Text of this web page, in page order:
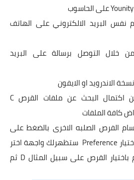
Younityعلى الحاسوب
نفس البريد الالكتروني على الهاتف
خلال التوصل برسالة على البريد
نسخةالاندرويداوالايفون
يجب الانتظار لحين اكتمال البحث عن ملفات القرص C
كافة الملفات
الفرص الصلبه الاخرى بالضغط على
ايقونة البرنامج واختيار Preference ستظهرلك واجهة اختر
add location وقم باختيار القرص على سبيل المثال D ثم